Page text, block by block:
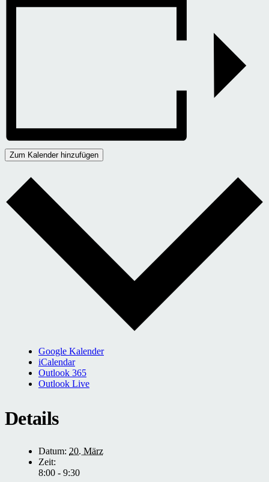
Zum Kalender hinzufügen
Google Kalender
iCalendar
Outlook 365
Outlook Live
Details
Datum: 20. März
Zeit:
8:00 - 9:30